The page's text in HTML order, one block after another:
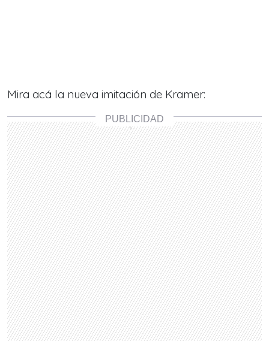
Mira acá la nueva imitación de Kramer: